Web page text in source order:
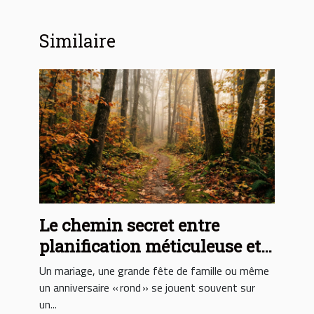
Similaire
Le chemin secret entre
planification méticuleuse et
moments inoubliables
Un mariage, une grande fête de famille ou même
un anniversaire « rond » se jouent souvent sur
un...